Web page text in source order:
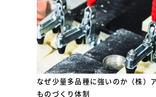
なぜ少量多品種に強いのか（株）
ものづくり体制